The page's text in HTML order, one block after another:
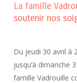
La famille
soutenir nos
Du jeudi 30 avril à
jusqu’à dimanche
famille Vadrouille